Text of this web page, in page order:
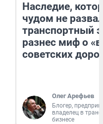
Наследие,
чудом не
транспортный
разнес миф о
советских
Олег Арефьев
Блогер,
владелец в
бизнесе